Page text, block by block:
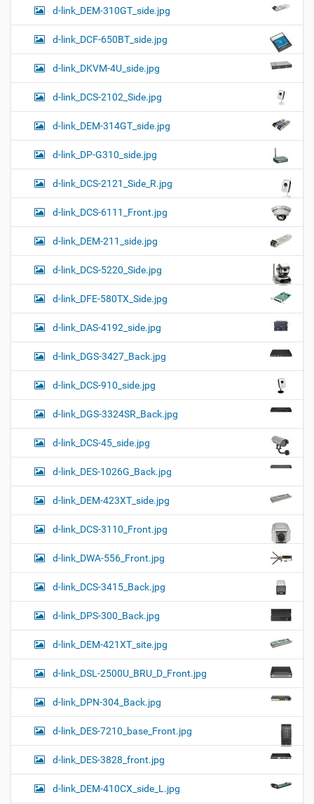
d-link_DEM-310GT_side.jpg
d-link_DCF-650BT_side.jpg
d-link_DKVM-4U_side.jpg
d-link_DCS-2102_Side.jpg
d-link_DEM-314GT_side.jpg
d-link_DP-G310_side.jpg
d-link_DCS-2121_Side_R.jpg
d-link_DCS-6111_Front.jpg
d-link_DEM-211_side.jpg
d-link_DCS-5220_Side.jpg
d-link_DFE-580TX_Side.jpg
d-link_DAS-4192_side.jpg
d-link_DGS-3427_Back.jpg
d-link_DCS-910_side.jpg
d-link_DGS-3324SR_Back.jpg
d-link_DCS-45_side.jpg
d-link_DES-1026G_Back.jpg
d-link_DEM-423XT_side.jpg
d-link_DCS-3110_Front.jpg
d-link_DWA-556_Front.jpg
d-link_DCS-3415_Back.jpg
d-link_DPS-300_Back.jpg
d-link_DEM-421XT_site.jpg
d-link_DSL-2500U_BRU_D_Front.jpg
d-link_DPN-304_Back.jpg
d-link_DES-7210_base_Front.jpg
d-link_DES-3828_front.jpg
d-link_DEM-410CX_side_L.jpg